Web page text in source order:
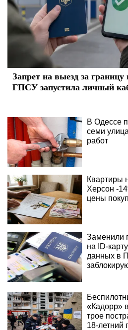
Запрет на выезд за
ГПСУ запустила личный
В Одессе
семи
работ
Квартиры
Херсон -
цены
Заменили
на ID-
данных в
«Кадорр»
трое
18-летний